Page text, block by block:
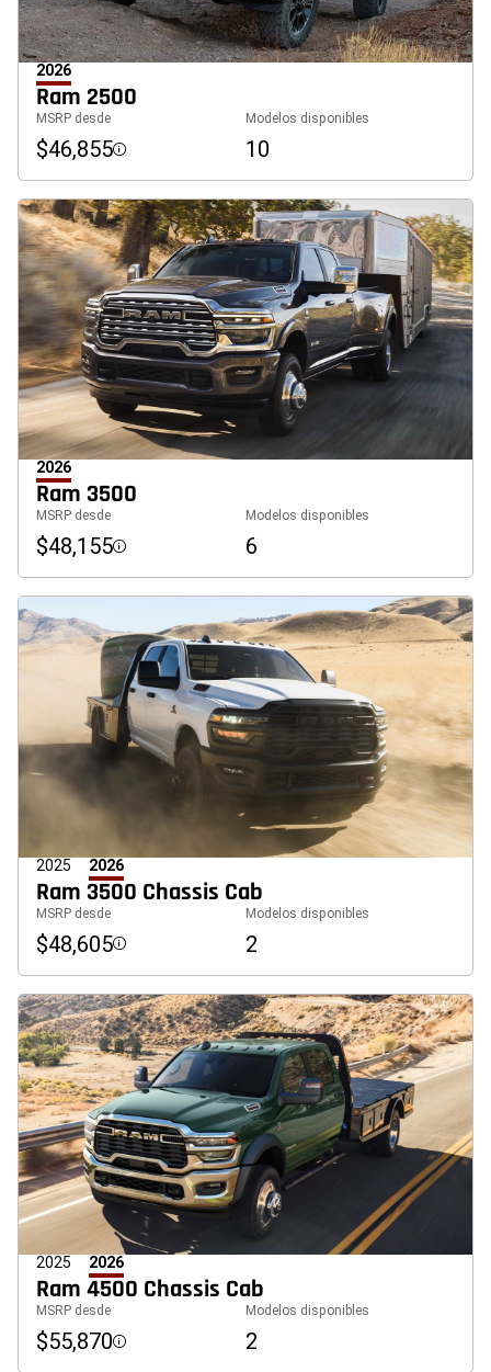
2026
Ram 2500
MSRP desde
$46,855 Disclosure
Modelos disponibles
10
2026
Ram 3500
MSRP desde
$48,155 Disclosure
Modelos disponibles
6
2025 2026
Ram 3500 Chassis Cab
MSRP desde
$48,605 Disclosure
Modelos disponibles
2
2025 2026
Ram 4500 Chassis Cab
MSRP desde
$55,870 Disclosure
Modelos disponibles
2